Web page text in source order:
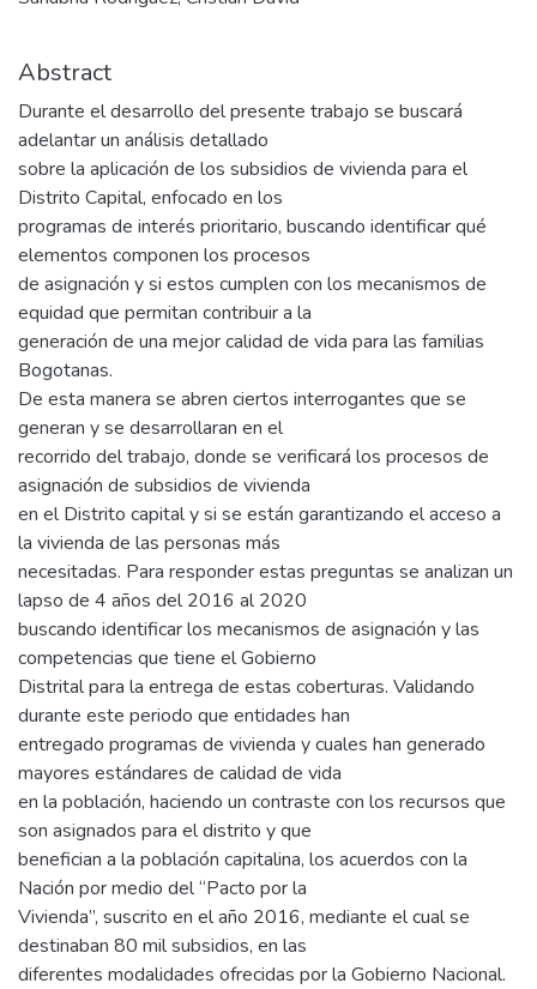
Abstract
Durante el desarrollo del presente trabajo se buscará
adelantar un análisis detallado
sobre la aplicación de los subsidios de vivienda para el
Distrito Capital, enfocado en los
programas de interés prioritario, buscando identificar qué
elementos componen los procesos
de asignación y si estos cumplen con los mecanismos de
equidad que permitan contribuir a la
generación de una mejor calidad de vida para las familias
Bogotanas.
De esta manera se abren ciertos interrogantes que se
generan y se desarrollaran en el
recorrido del trabajo, donde se verificará los procesos de
asignación de subsidios de vivienda
en el Distrito capital y si se están garantizando el acceso a
la vivienda de las personas más
necesitadas. Para responder estas preguntas se analizan un
lapso de 4 años del 2016 al 2020
buscando identificar los mecanismos de asignación y las
competencias que tiene el Gobierno
Distrital para la entrega de estas coberturas. Validando
durante este periodo que entidades han
entregado programas de vivienda y cuales han generado
mayores estándares de calidad de vida
en la población, haciendo un contraste con los recursos que
son asignados para el distrito y que
benefician a la población capitalina, los acuerdos con la
Nación por medio del “Pacto por la
Vivienda”, suscrito en el año 2016, mediante el cual se
destinaban 80 mil subsidios, en las
diferentes modalidades ofrecidas por la Gobierno Nacional.